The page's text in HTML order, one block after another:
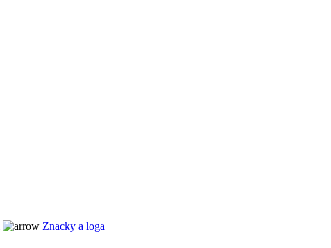
Znacky a loga